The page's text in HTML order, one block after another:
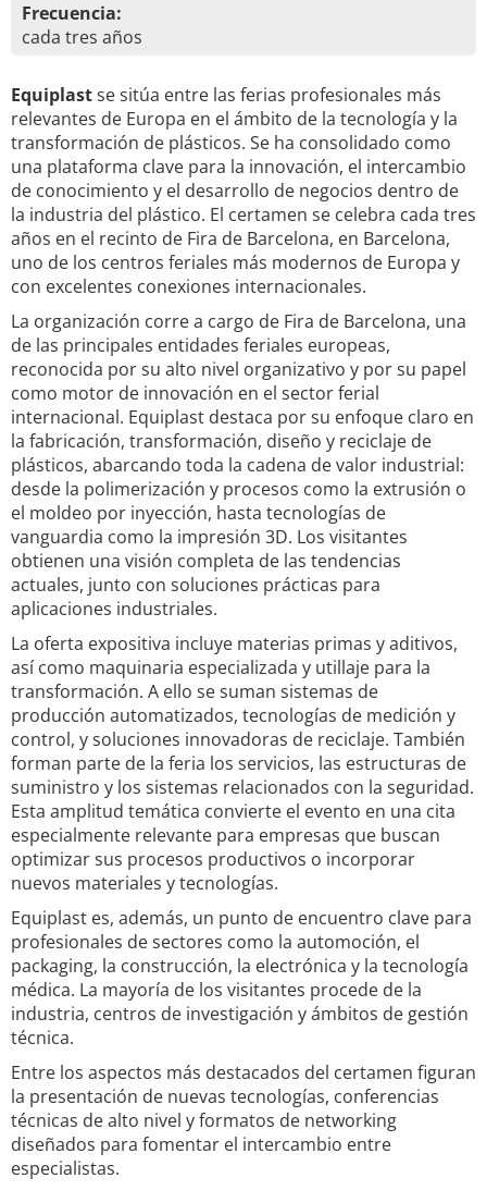
Frecuencia:
cada tres años
Equiplastse sitúa entre las ferias profesionales más
relevantes de Europa en el ámbito de la tecnología y la
transformación de plásticos. Se ha consolidado como
una plataforma clave para la innovación, el intercambio
de conocimiento y el desarrollo de negocios dentro de
la industria del plástico. El certamen se celebra cada tres
años en el recinto de Fira de Barcelona, en Barcelona,
uno de los centros feriales más modernos de Europa y
con excelentes conexiones internacionales.
La organización corre a cargo de Fira de Barcelona, una
de las principales entidades feriales europeas,
reconocida por su alto nivel organizativo y por su papel
como motor de innovación en el sector ferial
internacional. Equiplast destaca por su enfoque claro en
la fabricación, transformación, diseño y reciclaje de
plásticos, abarcando toda la cadena de valor industrial:
desde la polimerización y procesos como la extrusión o
el moldeo por inyección, hasta tecnologías de
vanguardia como la impresión 3D. Los visitantes
obtienen una visión completa de las tendencias
actuales, junto con soluciones prácticas para
aplicaciones industriales.
La oferta expositiva incluye materias primas y aditivos,
así como maquinaria especializada y utillaje para la
transformación. A ello se suman sistemas de
producción automatizados, tecnologías de medición y
control, y soluciones innovadoras de reciclaje. También
forman parte de la feria los servicios, las estructuras de
suministro y los sistemas relacionados con la seguridad.
Esta amplitud temática convierte el evento en una cita
especialmente relevante para empresas que buscan
optimizar sus procesos productivos o incorporar
nuevos materiales y tecnologías.
Equiplast es, además, un punto de encuentro clave para
profesionales de sectores como la automoción, el
packaging, la construcción, la electrónica y la tecnología
médica. La mayoría de los visitantes procede de la
industria, centros de investigación y ámbitos de gestión
técnica.
Entre los aspectos más destacados del certamen figuran
la presentación de nuevas tecnologías, conferencias
técnicas de alto nivel y formatos de networking
diseñados para fomentar el intercambio entre
especialistas.